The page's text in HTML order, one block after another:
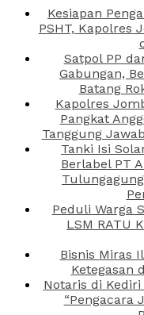
Kesiapan
PSHT, Kapolres
Satpol PP
Gabungan,
Batang
Kapolres
Pangkat
Tanggung
Tanki Isi
Berlabel PT
Peduli Warga
LSM RATU
Bisnis Miras
Ketegasan
Notaris di
“Pengacara